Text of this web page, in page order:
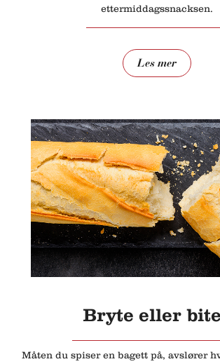
ettermiddagssnacksen.
Les mer
Bryte eller
Måten du spiser en bagett på, avslører